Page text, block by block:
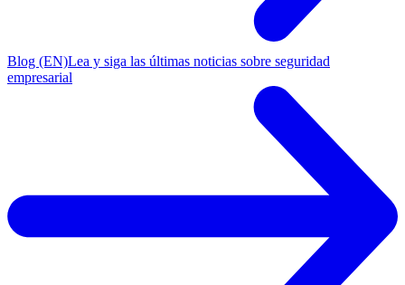
Blog (EN)Lea y siga las últimas noticias sobre seguridad
empresarial